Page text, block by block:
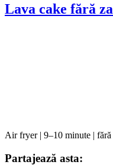
Lava cake fără
Air fryer | 9–10 minute |
Partajează asta: